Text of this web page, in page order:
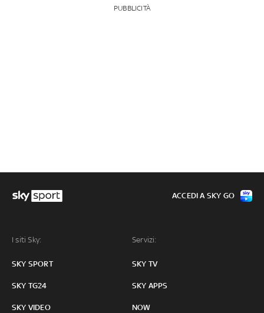
PUBBLICITÀ
I siti Sky:
SKY SPORT
SKY TG24
SKY VIDEO
Servizi:
SKY TV
SKY APPS
NOW
ACCEDI A SKY GO